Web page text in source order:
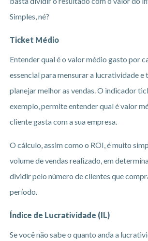
Simples, né?
Ticket Médio
Entender qual é o valor médio gasto por
essencial para mensurar a lucratividade e
planejar melhor as vendas. O indicador
exemplo, permite entender qual é valor
cliente gasta com a sua empresa.
O cálculo, assim como o ROI, é muito
volume de vendas realizado, em
dividir pelo número de clientes que
período.
Índice de Lucratividade (IL)
Se você não sabe o quanto anda a